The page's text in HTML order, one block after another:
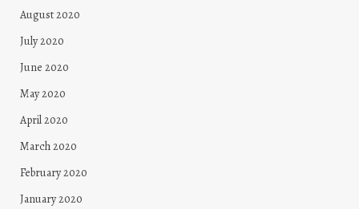
August 2020
July 2020
June 2020
May 2020
April 2020
March 2020
February 2020
January 2020